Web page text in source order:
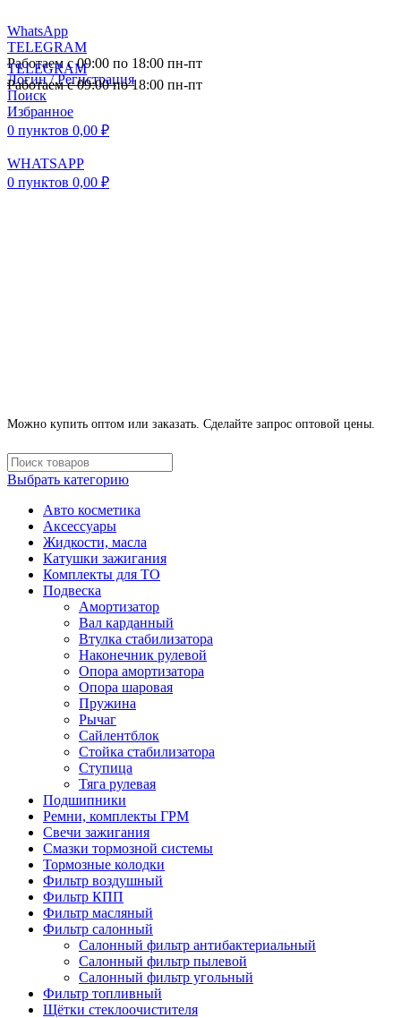
WhatsApp
TELEGRAM
Работаем с 09:00 по 18:00 пн-пт
Логин / Регистрация
Поиск
Избранное
0 пунктов 0,00 ₽
WHATSAPP
0 пунктов 0,00 ₽
TELEGRAM
Работаем с 09:00 по 18:00 пн-пт
Можно купить оптом или заказать. Сделайте запрос оптовой цены.
Выбрать категорию
Авто косметика
Аксессуары
Жидкости, масла
Катушки зажигания
Комплекты для ТО
Подвеска
Амортизатор
Вал карданный
Втулка стабилизатора
Наконечник рулевой
Опора амортизатора
Опора шаровая
Пружина
Рычаг
Сайлентблок
Стойка стабилизатора
Ступица
Тяга рулевая
Подшипники
Ремни, комплекты ГРМ
Свечи зажигания
Смазки тормозной системы
Тормозные колодки
Фильтр воздушный
Фильтр КПП
Фильтр масляный
Фильтр салонный
Салонный фильтр антибактериальный
Салонный фильтр пылевой
Салонный фильтр угольный
Фильтр топливный
Щётки стеклоочистителя